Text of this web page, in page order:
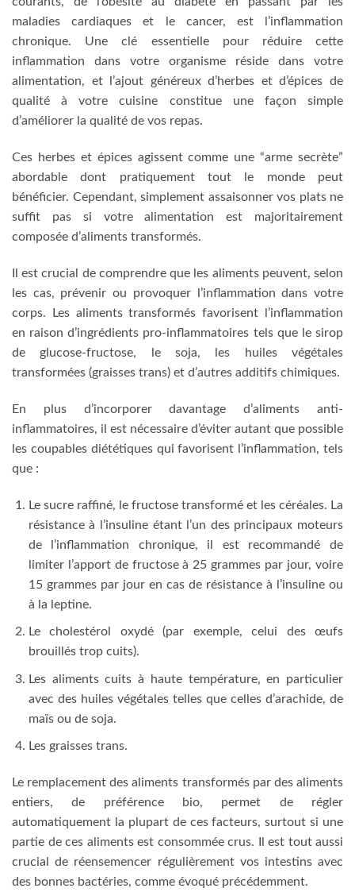
maladies cardiaques et le cancer, est l’inflammation
chronique. Une clé essentielle pour réduire cette
inflammation dans votre organisme réside dans votre
alimentation, et l’ajout généreux d’herbes et d’épices de
qualité à votre cuisine constitue une façon simple
d’améliorer la qualité de vos repas.
Ces herbes et épices agissent comme une “arme secrète”
abordable dont pratiquement tout le monde peut
bénéficier. Cependant, simplement assaisonner vos plats ne
suffit pas si votre alimentation est majoritairement
composée d’aliments transformés.
Il est crucial de comprendre que les aliments peuvent, selon
les cas, prévenir ou provoquer l’inflammation dans votre
corps. Les aliments transformés favorisent l’inflammation
en raison d’ingrédients pro-inflammatoires tels que le sirop
de glucose-fructose, le soja, les huiles végétales
transformées (graisses trans) et d’autres additifs chimiques.
En plus d’incorporer davantage d’aliments anti-
inflammatoires, il est nécessaire d’éviter autant que possible
les coupables diététiques qui favorisent l’inflammation, tels
que :
Le sucre raffiné, le fructose transformé et les céréales. La
résistance à l’insuline étant l’un des principaux moteurs
de l’inflammation chronique, il est recommandé de
limiter l’apport de fructose à 25 grammes par jour, voire
15 grammes par jour en cas de résistance à l’insuline ou
à la leptine.
Le cholestérol oxydé (par exemple, celui des œufs
brouillés trop cuits).
Les aliments cuits à haute température, en particulier
avec des huiles végétales telles que celles d’arachide, de
maïs ou de soja.
Les graisses trans.
Le remplacement des aliments transformés par des aliments
entiers, de préférence bio, permet de régler
automatiquement la plupart de ces facteurs, surtout si une
partie de ces aliments est consommée crus. Il est tout aussi
crucial de réensemencer régulièrement vos intestins avec
des bonnes bactéries, comme évoqué précédemment.